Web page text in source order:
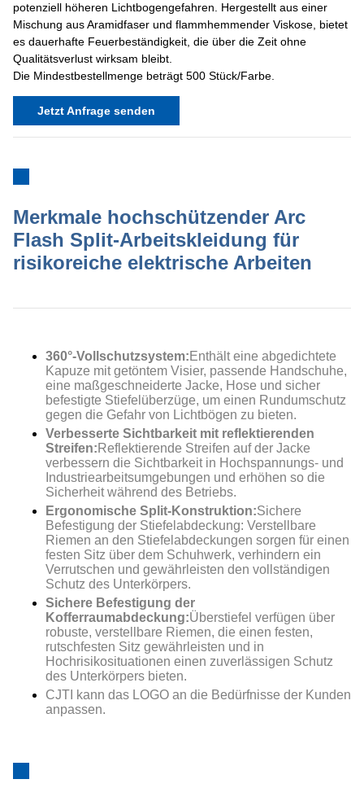
potenziell höheren Lichtbogengefahren. Hergestellt aus einer
Mischung aus Aramidfaser und flammhemmender Viskose, bietet
es dauerhafte Feuerbeständigkeit, die über die Zeit ohne
Qualitätsverlust wirksam bleibt.
Die Mindestbestellmenge beträgt 500 Stück/Farbe.
Jetzt Anfrage senden
Merkmale hochschützender Arc
Flash Split-Arbeitskleidung für
risikoreiche elektrische Arbeiten
360°-Vollschutzsystem: Enthält eine abgedichtete
Kapuze mit getöntem Visier, passende Handschuhe,
eine maßgeschneiderte Jacke, Hose und sicher
befestigte Stiefelüberzüge, um einen Rundumschutz
gegen die Gefahr von Lichtbögen zu bieten.
Verbesserte Sichtbarkeit mit reflektierenden
Streifen: Reflektierende Streifen auf der Jacke
verbessern die Sichtbarkeit in Hochspannungs- und
Industriearbeitsumgebungen und erhöhen so die
Sicherheit während des Betriebs.
Ergonomische Split-Konstruktion:Sichere
Befestigung der Stiefelabdeckung: Verstellbare
Riemen an den Stiefelabdeckungen sorgen für einen
festen Sitz über dem Schuhwerk, verhindern ein
Verrutschen und gewährleisten den vollständigen
Schutz des Unterkörpers.
Sichere Befestigung der
Kofferraumabdeckung:Überstiefel verfügen über
robuste, verstellbare Riemen, die einen festen,
rutschfesten Sitz gewährleisten und in
Hochrisikosituationen einen zuverlässigen Schutz
des Unterkörpers bieten.
CJTI kann das LOGO an die Bedürfnisse der Kunden
anpassen.